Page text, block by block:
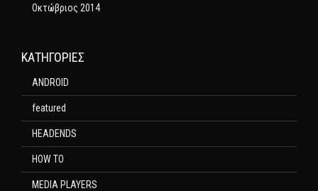
Οκτώβριος 2014
KΑΤΗΓΟΡΊΕΣ
ANDROID
featured
HEADENDS
HOW TO
MEDIA PLAYERS